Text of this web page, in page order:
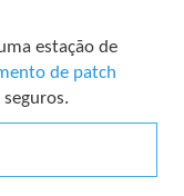
estação de
de patch